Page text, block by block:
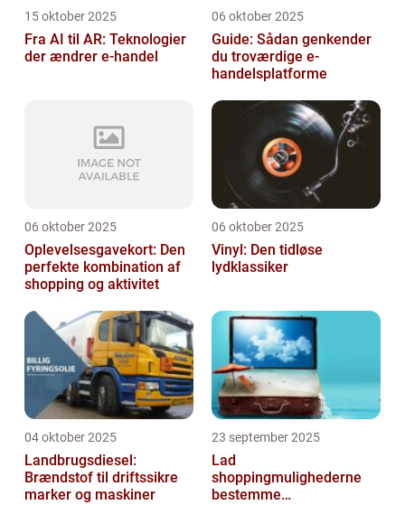
15 oktober 2025
Fra AI til AR: Teknologier
der ændrer e-handel
06 oktober 2025
Guide: Sådan genkender
du troværdige e-
handelsplatforme
06 oktober 2025
Oplevelsesgavekort: Den
perfekte kombination af
shopping og aktivitet
06 oktober 2025
Vinyl: Den tidløse
lydklassiker
04 oktober 2025
Landbrugsdiesel:
Brændstof til driftssikre
marker og maskiner
23 september 2025
Lad
shoppingmulighederne
bestemme